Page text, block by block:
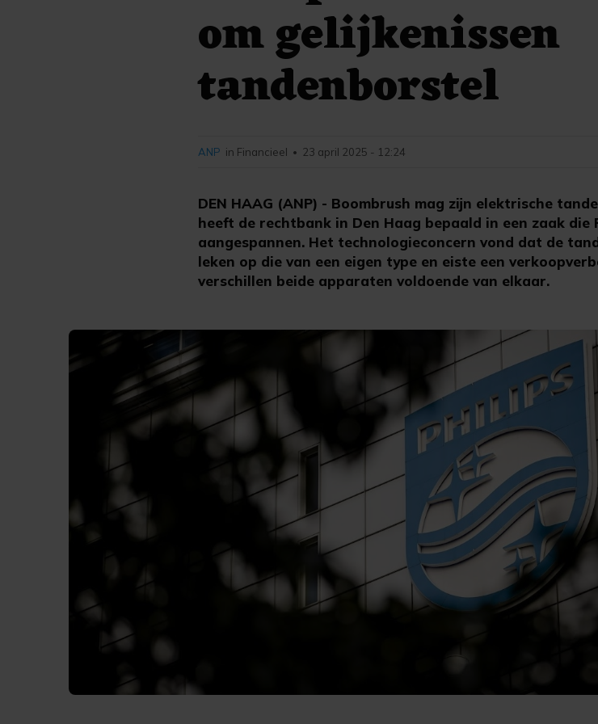
om gelijkenissen
tandenborstel
DEN HAAG (ANP) - Boombrush mag zijn elektrische
heeft de rechtbank in Den Haag bepaald in een zaak
aangespannen. Het technologieconcern vond dat de
leken op die van een eigen type en eiste een
verschillen beide apparaten voldoende van elkaar.
ANP in Financieel • 23 april 2025 - 12:24